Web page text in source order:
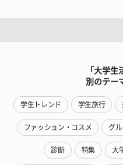
「大学生
別のテー
学生トレンド 学生旅行
ファッション・コスメ グル
診断 特集 大